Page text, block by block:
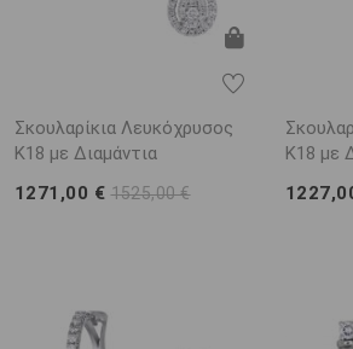
Σκουλαρίκια Λευκόχρυσος
Κ18 με Διαμάντια
1271,00 € 1525,00 €
Κ18 με